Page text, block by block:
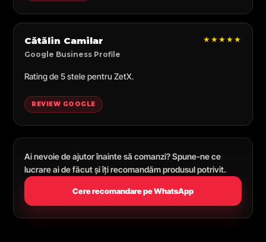
Cătălin Camilar
Google Business Profile
★★★★★
Rating de 5 stele pentru ZetX.
REVIEW GOOGLE
Ai nevoie de ajutor înainte să comanzi? Spune-ne ce
lucrare ai de făcut și îți recomandăm produsul potrivit.
Cere recomandare pe WhatsApp